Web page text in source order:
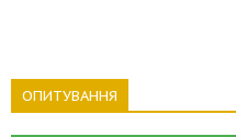
ОПИТУВАННЯ